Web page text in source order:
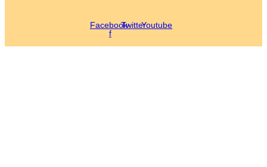
Facebook-
f
TwitterYoutube